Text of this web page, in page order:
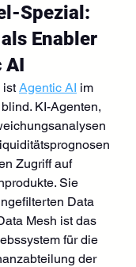
Spezial:
Enabler
AI
ist Agentic AI im
KI-Agenten,
Zugriff auf
Sie
Data
Mesh ist das
für die
der